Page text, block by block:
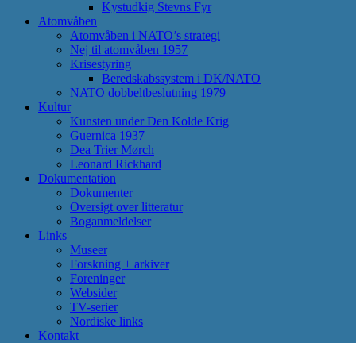
Kystudkig Stevns Fyr
Atomvåben
Atomvåben i NATO’s strategi
Nej til atomvåben 1957
Krisestyring
Beredskabssystem i DK/NATO
NATO dobbeltbeslutning 1979
Kultur
Kunsten under Den Kolde Krig
Guernica 1937
Dea Trier Mørch
Leonard Rickhard
Dokumentation
Dokumenter
Oversigt over litteratur
Boganmeldelser
Links
Museer
Forskning + arkiver
Foreninger
Websider
TV-serier
Nordiske links
Kontakt